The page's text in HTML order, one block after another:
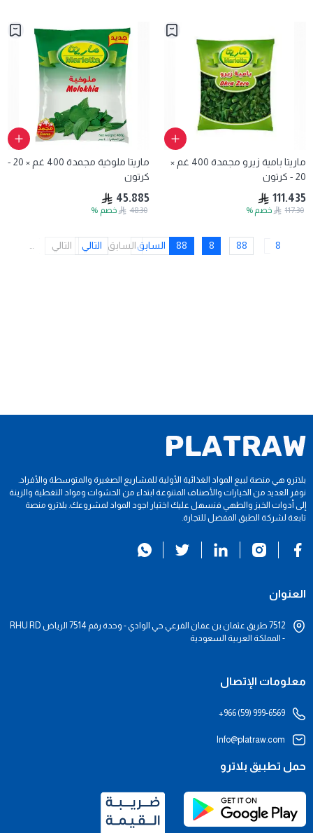
ماريتا بامية زيرو مجمدة 400 غم ×
20 - كرتون
111.435
117.30 خصم %
ماريتا ملوخية مجمدة 400 غم × 20 -
كرتون
45.885
48.30 خصم %
8
88
8
88 السابقالسابق التالي التالي …
بلاترو هي منصة لبيع المواد الغذائية الأولية للمشاريع الصغيرة والمتوسطة والأفراد.
نوفر العديد من الخيارات والأصناف المتنوعة ابتداء من الحشوات ومواد التغطية والزينة
إلى أدوات الخبز والطهي فنسهل عليك اختيار اجود المواد لمشروعك. بلاترو منصة
تابعة لشركة الطبق المفضل للتجارة.
العنوان
7512 طريق عثمان بن عفان الفرعي حي الوادي - وحدة رقم 7514 الرياض RHU RD
- المملكة العربية السعودية
معلومات الإتصال
+966 (59) 999-6569
Info@platraw.com
حمل تطبيق بلاترو